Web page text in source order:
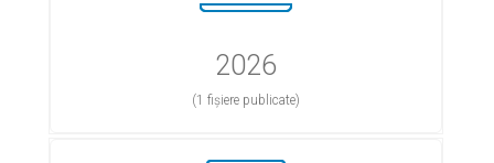
2026
(1 fișiere publicate)